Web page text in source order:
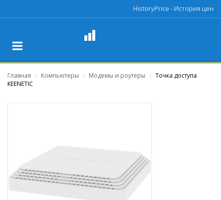
HistoryPrice - История цен
Главная / Компьютеры / Модемы и роутеры / Точка доступа
KEENETIC